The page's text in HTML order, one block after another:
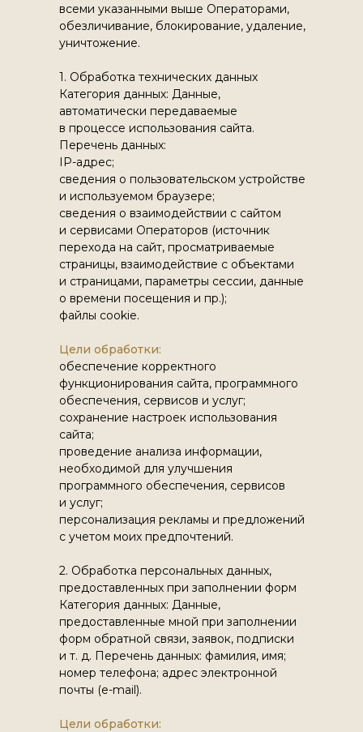
всеми указанными выше Операторами,
обезличивание, блокирование, удаление,
уничтожение.
1. Обработка технических данных
Категория данных: Данные,
автоматически передаваемые
в процессе использования сайта.
Перечень данных:
IP-адрес;
сведения о пользовательском устройстве
и используемом браузере;
сведения о взаимодействии с сайтом
и сервисами Операторов (источник
перехода на сайт, просматриваемые
страницы, взаимодействие с объектами
и страницами, параметры сессии, данные
о времени посещения и пр.);
файлы cookie.
Цели обработки:
обеспечение корректного
функционирования сайта, программного
обеспечения, сервисов и услуг;
сохранение настроек использования
сайта;
проведение анализа информации,
необходимой для улучшения
программного обеспечения, сервисов
и услуг;
персонализация рекламы и предложений
с учетом моих предпочтений.
2. Обработка персональных данных,
предоставленных при заполнении форм
Категория данных: Данные,
предоставленные мной при заполнении
форм обратной связи, заявок, подписки
и т. д. Перечень данных: фамилия, имя;
номер телефона; адрес электронной
почты (e-mail).
Цели обработки: